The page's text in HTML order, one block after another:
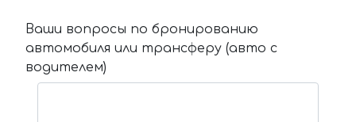
Ваши вопросы по бронированию
автомобиля или трансферу (авто с
водителем)